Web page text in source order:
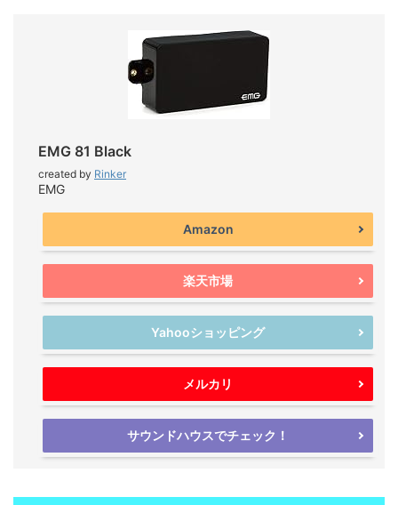
EMG 81 Black
created by Rinker
EMG
Amazon
楽天市場
Yahooショッピング
メルカリ
サウンドハウスでチェック！